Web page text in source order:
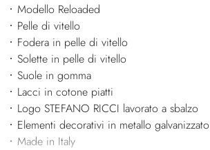
Modello Reloaded
Pelle di vitello
Fodera in pelle di vitello
Solette in pelle di vitello
Suole in gomma
Lacci in cotone piatti
Logo STEFANO RICCI lavorato a sbalzo
Elementi decorativi in metallo galvanizzato
Made in Italy